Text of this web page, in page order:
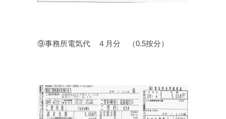
⑨事務所電気代 ４月分 （0.5按分）